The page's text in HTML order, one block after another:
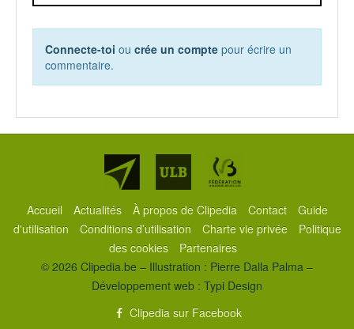
Connecte-toi ou crée un compte pour écrire un
commentaire.
Partenaires
Accueil Actualités À propos de Clipedia Contact
Guide
d'utilisation
Conditions d’utilisation Charte vie privée
Politique
des cookies
Partenaires
© 2026 Clipedia.be – Illustration : Pierre Dalla Palma –
Développement web : Typi Design
Clipedia sur Facebook